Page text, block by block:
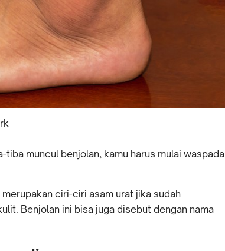
muncul benjolan, kamu harus mulai waspada
ciri-ciri asam urat jika sudah
Benjolan ini bisa juga disebut dengan nama